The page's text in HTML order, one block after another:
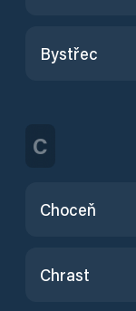
Bystřec
C
Choceň
Chrast